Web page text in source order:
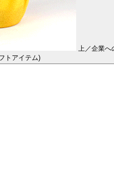
上／企業
トアイテム)